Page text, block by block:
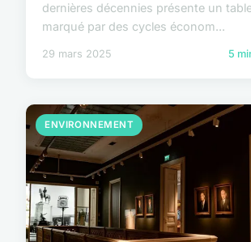
dernières décennies présente un
marqué par des cycles économ...
29 mars 2025 5
ENVIRONNEMENT